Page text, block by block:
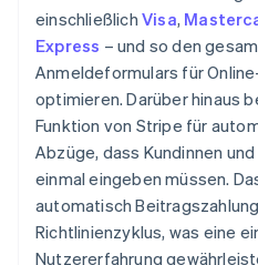
einschließlich Visa,
Express – und so den
Anmeldeformulars für
optimieren. Darüber hinaus
Funktion von Stripe für
Abzüge, dass Kundinnen
einmal eingeben müssen.
automatisch
Richtlinienzyklus, was eine
Nutzererfahrung